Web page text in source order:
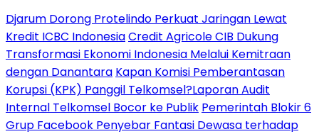
Djarum Dorong Protelindo Perkuat Jaringan Lewat
Kredit ICBC IndonesiaCredit Agricole CIB Dukung
Transformasi Ekonomi Indonesia Melalui Kemitraan
dengan Danantara Kapan Komisi Pemberantasan
Korupsi (KPK) Panggil Telkomsel?Laporan Audit
Internal Telkomsel Bocor ke Publik Pemerintah Blokir 6
Grup Facebook Penyebar Fantasi Dewasa terhadap